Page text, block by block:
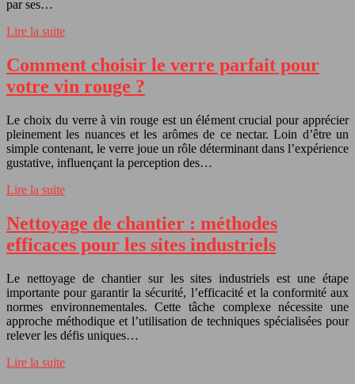
par ses…
Lire la suite
Comment choisir le verre parfait pour
votre vin rouge ?
Le choix du verre à vin rouge est un élément crucial pour apprécier
pleinement les nuances et les arômes de ce nectar. Loin d’être un
simple contenant, le verre joue un rôle déterminant dans l’expérience
gustative, influençant la perception des…
Lire la suite
Nettoyage de chantier : méthodes
efficaces pour les sites industriels
Le nettoyage de chantier sur les sites industriels est une étape
importante pour garantir la sécurité, l’efficacité et la conformité aux
normes environnementales. Cette tâche complexe nécessite une
approche méthodique et l’utilisation de techniques spécialisées pour
relever les défis uniques…
Lire la suite